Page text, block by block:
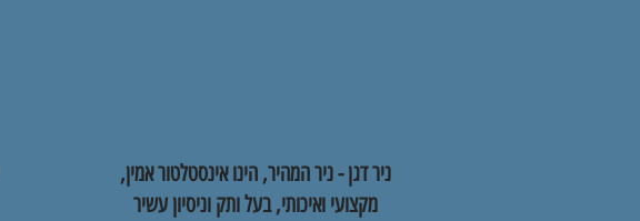
ניר דגן - ניר המהיר, הינו אינסטלטור אמין,
מקצועי ואיכותי, בעל ותק וניסיון עשיר